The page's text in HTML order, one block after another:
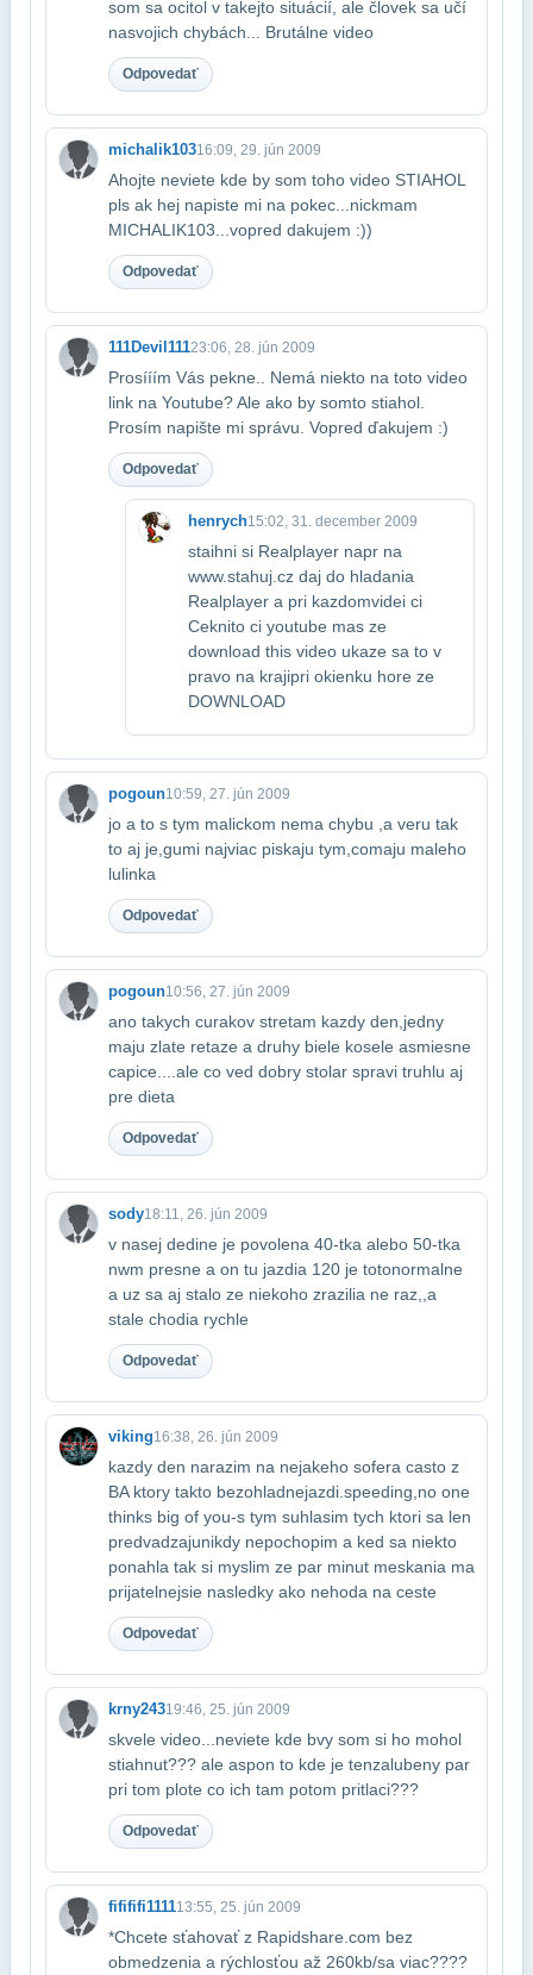
som sa ocitol v takejto situácií, ale človek sa učí
na​svojich chybách... Brutálne video
Odpovedať
michalik10316:09, 29. jún 2009
Ahojte neviete kde by som toho video STIAHOL
pls ak hej napiste mi na pokec...nick​mam
MICHALIK103...vopred dakujem :))
Odpovedať
111Devil11123:06, 28. jún 2009
Prosííím Vás pekne.. Nemá niekto na toto video
link na Youtube? Ale ako by som​to stiahol.
Prosím napište mi správu. Vopred ďakujem :)
Odpovedať
henrych15:02, 31. december 2009
staihni si Realplayer napr na
www.stahuj.cz daj do hladania
Realplayer a pri kazdom​videi ci
Ceknito ci youtube mas ze
download this video ukaze sa to v
pravo na kraji​pri okienku hore ze
DOWNLOAD
pogoun10:59, 27. jún 2009
jo a to s tym malickom nema chybu ,a veru tak
to aj je,gumi najviac piskaju tym,co​maju maleho
lulinka
Odpovedať
pogoun10:56, 27. jún 2009
ano takych curakov stretam kazdy den,jedny
maju zlate retaze a druhy biele kosele a​smiesne
capice....ale co ved dobry stolar spravi truhlu aj
pre dieta
Odpovedať
sody18:11, 26. jún 2009
v nasej dedine je povolena 40-tka alebo 50-tka
nwm presne a on tu jazdia 120 je toto​normalne
a uz sa aj stalo ze niekoho zrazilia ne raz,,a
stale chodia rychle
Odpovedať
viking16:38, 26. jún 2009
kazdy den narazim na nejakeho sofera casto z
BA ktory takto bezohladne​jazdi.speeding,no one
thinks big of you-s tym suhlasim tych ktori sa len
predvadzaju​nikdy nepochopim a ked sa niekto
ponahla tak si myslim ze par minut meskania ma​
prijatelnejsie nasledky ako nehoda na ceste
Odpovedať
krny24319:46, 25. jún 2009
skvele video...neviete kde bvy som si ho mohol
stiahnut??? ale aspon to kde je ten​zalubeny par
pri tom plote co ich tam potom pritlaci???
Odpovedať
fifififi111113:55, 25. jún 2009
*Chcete sťahovať z Rapidshare.com bez
obmedzenia a rýchlosťou až 260kb/s​a viac????